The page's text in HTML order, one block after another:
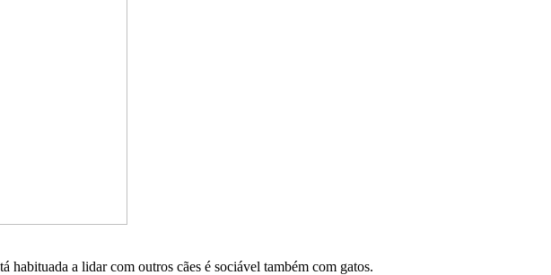
habituada a lidar com outros cães é sociável também com gatos.